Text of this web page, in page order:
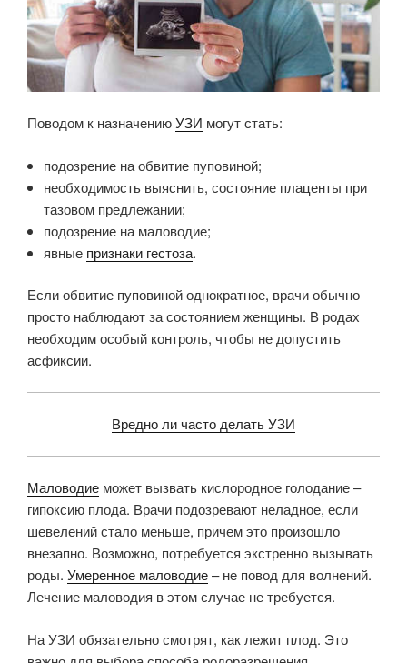
Поводом к назначениюУЗИ могут стать:
подозрение на обвитие пуповиной;
необходимость выяснить, состояние плаценты при
тазовом предлежании;
подозрение на маловодие;
явные признаки гестоза.
Если обвитие пуповиной однократное, врачи обычно
просто наблюдают за состоянием женщины. В родах
необходим особый контроль, чтобы не допустить
асфиксии.
Вредно ли часто делать УЗИ
Маловодие может вызвать кислородное голодание –
гипоксию плода. Врачи подозревают неладное, если
шевелений стало меньше, причем это произошло
внезапно. Возможно, потребуется экстренно вызывать
роды. Умеренное маловодие– не повод для волнений.
Лечение маловодия в этом случае не требуется.
На УЗИ обязательно смотрят, как лежит плод. Это